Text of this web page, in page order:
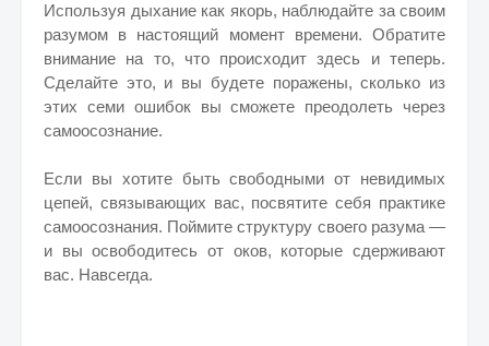
Используя дыхание как якорь, наблюдайте за своим
разумом в настоящий момент времени. Обратите
внимание на то, что происходит здесь и теперь.
Сделайте это, и вы будете поражены, сколько из
этих семи ошибок вы сможете преодолеть через
самоосознание.
Если вы хотите быть свободными от невидимых
цепей, связывающих вас, посвятите себя практике
самоосознания. Поймите структуру своего разума —
и вы освободитесь от оков, которые сдерживают
вас. Навсегда.